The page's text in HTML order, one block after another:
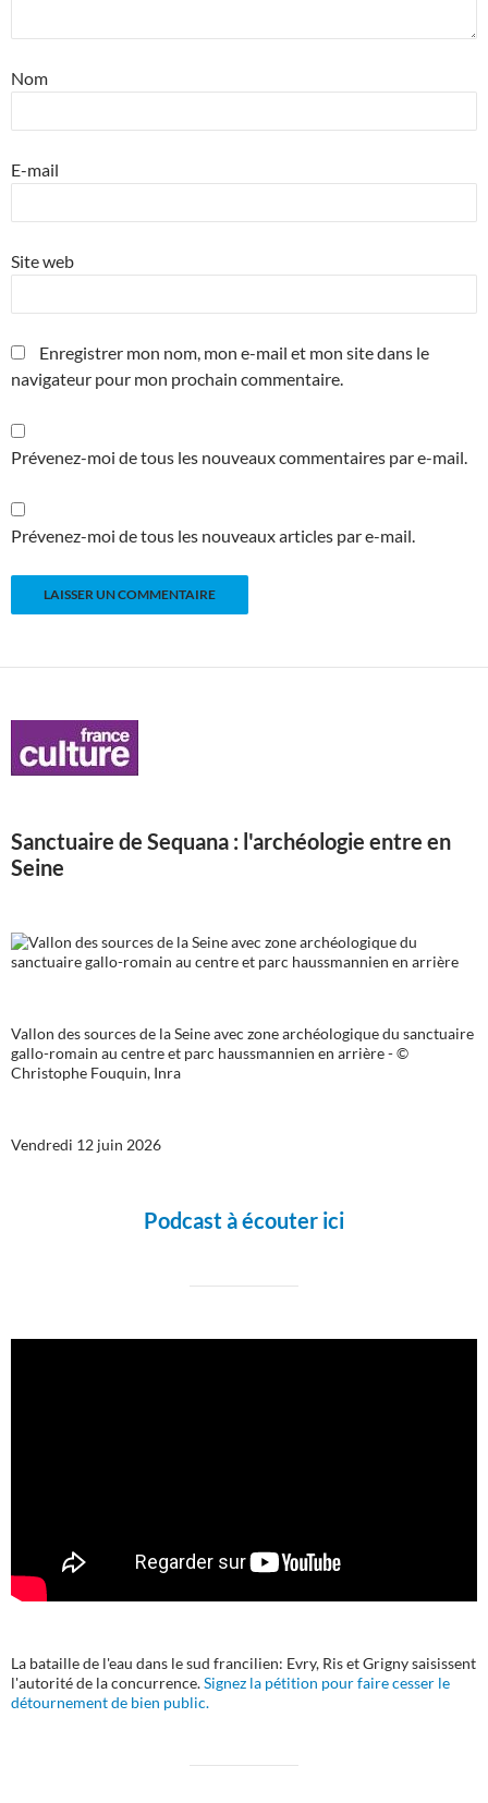
Nom
E-mail
Site web
Enregistrer mon nom, mon e-mail et mon site dans le
navigateur pour mon prochain commentaire.
Prévenez-moi de tous les nouveaux commentaires par e-mail.
Prévenez-moi de tous les nouveaux articles par e-mail.
Sanctuaire de Sequana : l'archéologie entre en
Seine
Vallon des sources de la Seine avec zone archéologique du sanctuaire
gallo-romain au centre et parc haussmannien en arrière - ©
Christophe Fouquin, Inra
Vendredi 12 juin 2026
Podcast à écouter ici
La bataille de l'eau dans le sud francilien: Evry, Ris et Grigny saisissent
l'autorité de la concurrence.Signez la pétition pour faire cesser le
détournement de bien public.